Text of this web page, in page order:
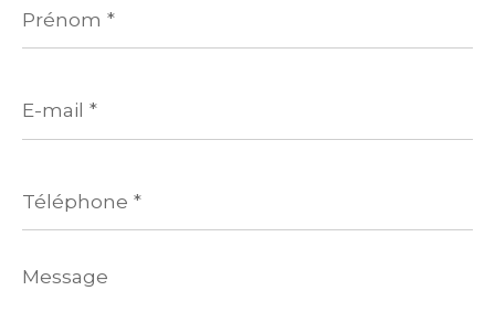
*
mail
*
*
Message
*